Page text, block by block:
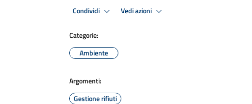
Condividi Vedi azioni
Categorie:
Ambiente
Argomenti:
Gestione rifiuti